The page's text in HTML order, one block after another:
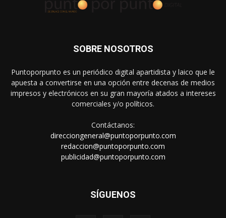
SOBRE NOSOTROS
Puntoporpunto es un periódico digital apartidista y laico que le
apuesta a convertirse en una opción entre decenas de medios
impresos y electrónicos en su gran mayoría atados a intereses
comerciales y/o políticos.
Contáctanos:
direcciongeneral@puntoporpunto.com
redaccion@puntoporpunto.com
publicidad@puntoporpunto.com
SÍGUENOS